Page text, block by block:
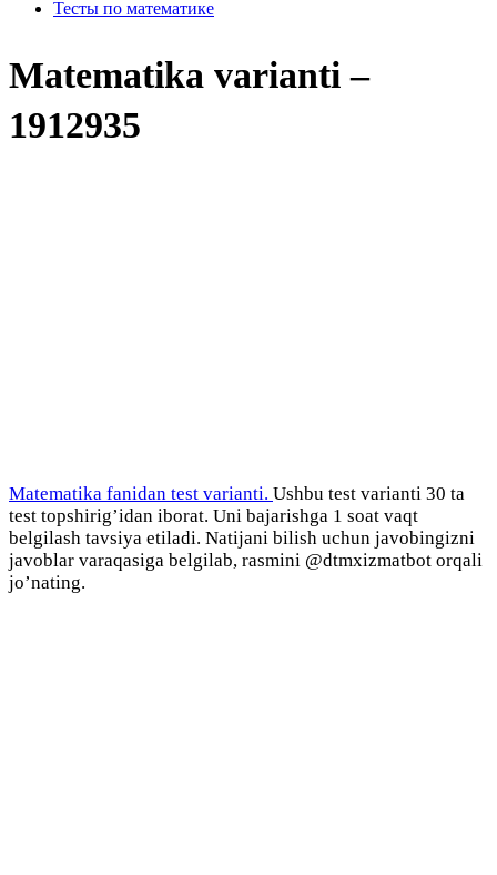
Тесты по математике
Matematika varianti –
1912935
Matematika fanidan test varianti. Ushbu test varianti 30 ta
test topshirig’idan iborat. Uni bajarishga 1 soat vaqt
belgilash tavsiya etiladi. Natijani bilish uchun javobingizni
javoblar varaqasiga belgilab, rasmini @dtmxizmatbot orqali
jo’nating.